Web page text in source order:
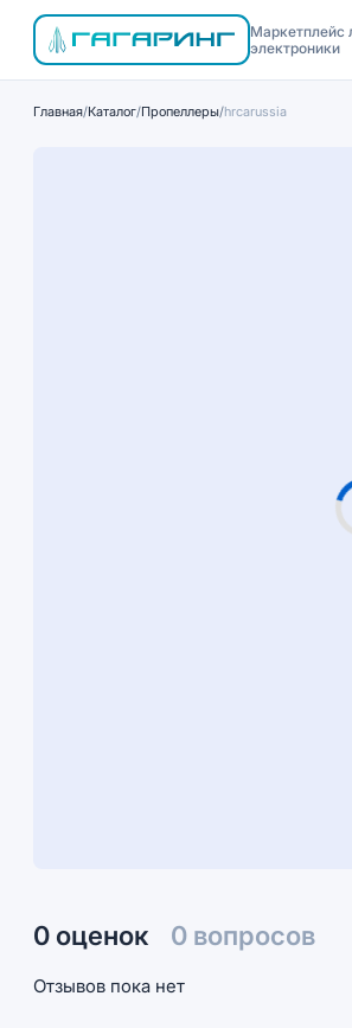
Маркетплейс
электроники
Главная/Каталог/Пропеллеры/hrcarussia
0 оценок 0 вопросов
Отзывов пока нет